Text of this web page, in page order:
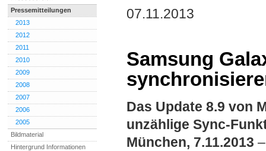
Pressemitteilungen
2013
2012
2011
2010
2009
2008
2007
2006
2005
Bildmaterial
Hintergrund Informationen
07.11.2013
Samsung
Das Update 8.9 von
unzählige Sync-
München, 7.11.2013